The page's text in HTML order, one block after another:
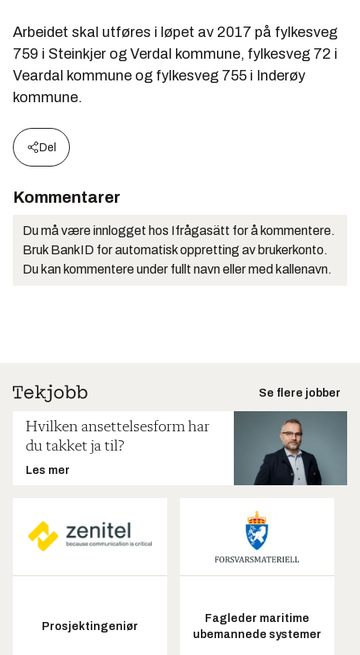
Arbeidet skal utføres i løpet av 2017 på fylkesveg
759 i Steinkjer og Verdal kommune, fylkesveg 72 i
Veardal kommune og fylkesveg 755 i Inderøy
kommune.
Del
Kommentarer
Du må være innlogget hos Ifrågasätt for å kommentere.
Bruk BankID for automatisk oppretting av brukerkonto.
Du kan kommentere under fullt navn eller med kallenavn.
Se flere jobber
Hvilken ansettelsesform har
du takket ja til?
Les mer
Prosjektingeniør
Fagleder maritime
ubemannede systemer